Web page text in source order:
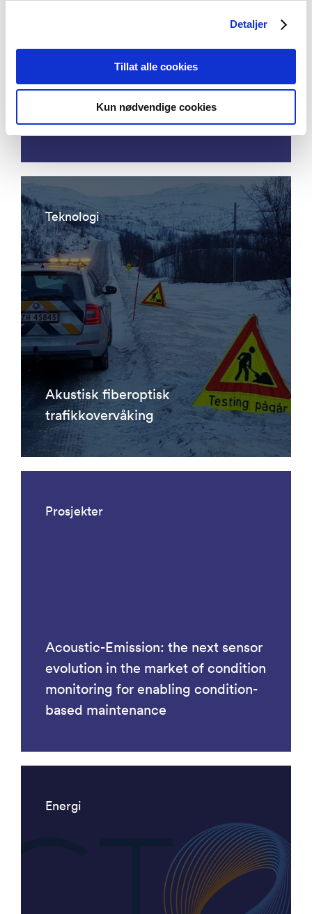
Detaljer
Tillat alle cookies
Kun nødvendige cookies
instrumentation for permanent
condition monitoring of pipeline
Teknologi
Akustisk fiberoptisk
trafikkovervåking
Prosjekter
Acoustic-Emission: the next sensor
evolution in the market of condition
monitoring for enabling condition-
based maintenance
Energi